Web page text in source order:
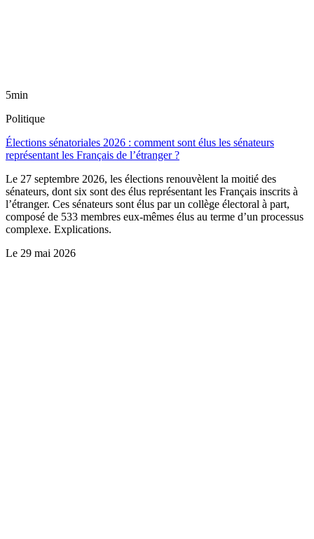
5min
Politique
Élections sénatoriales 2026 : comment sont élus les sénateurs
représentant les Français de l’étranger ?
Le 27 septembre 2026, les élections renouvèlent la moitié des
sénateurs, dont six sont des élus représentant les Français inscrits à
l’étranger. Ces sénateurs sont élus par un collège électoral à part,
composé de 533 membres eux-mêmes élus au terme d’un processus
complexe. Explications.
Le 29 mai 2026